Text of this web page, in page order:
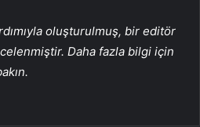
oluşturulmuş, bir editör
Daha fazla bilgi için